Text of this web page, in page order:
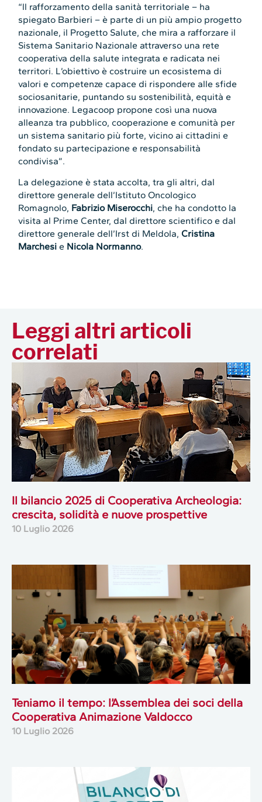
“ll rafforzamento della sanità territoriale – ha
spiegato Barbieri – è parte di un più ampio progetto
nazionale, il Progetto Salute, che mira a rafforzare il
Sistema Sanitario Nazionale attraverso una rete
cooperativa della salute integrata e radicata nei
territori. L’obiettivo è costruire un ecosistema di
valori e competenze capace di rispondere alle sfide
sociosanitarie, puntando su sostenibilità, equità e
innovazione. Legacoop propone così una nuova
alleanza tra pubblico, cooperazione e comunità per
un sistema sanitario più forte, vicino ai cittadini e
fondato su partecipazione e responsabilità
condivisa”.
La delegazione è stata accolta, tra gli altri, dal
direttore generale dell’Istituto Oncologico
Romagnolo, Fabrizio Miserocchi, che ha condotto la
visita al Prime Center, dal direttore scientifico e dal
direttore generale dell’Irst di Meldola,Cristina
Marchesie Nicola Normanno.
Leggi altri articoli
correlati
Il bilancio 2025 di Cooperativa Archeologia:
crescita, solidità e nuove prospettive
10 Luglio 2026
Teniamo il tempo: l’Assemblea dei soci della
Cooperativa Animazione Valdocco
10 Luglio 2026